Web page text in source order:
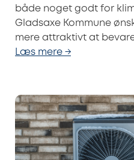
både noget godt for
Gladsaxe Kommune
mere attraktivt at
Læs mere →